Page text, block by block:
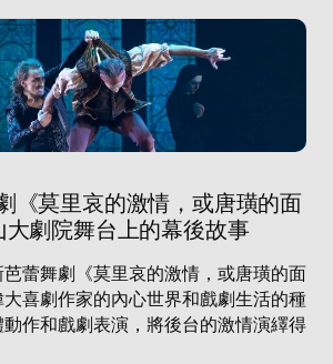
《莫里哀的激情，或唐璜的面
劇院舞台上的幕後故事
蕾舞劇《莫里哀的激情，或唐璜的面
喜劇作家的內心世界和戲劇生活的種
作和戲劇表演，將後台的激情演繹得